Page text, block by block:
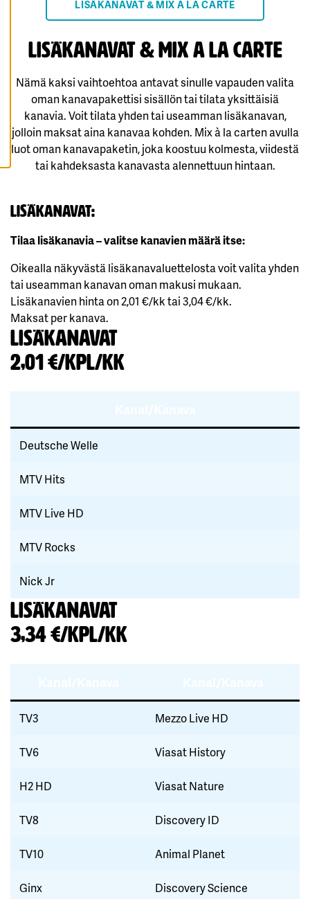
V
Ä
T
LISÄKANAVAT & MIX A LA CARTE
Lisäkanavat &Mix A la carte
Nämä kaksi vaihtoehtoa antavat sinulle vapauden valita
oman kanavapakettisi sisällön tai tilata yksittäisiä
kanavia. Voit tilata yhden tai useamman lisäkanavan,
jolloin maksat aina kanavaa kohden. Mix à la carten avulla
luot oman kanavapaketin, joka koostuu kolmesta, viidestä
tai kahdeksasta kanavasta alennettuun hintaan.
Lisäkanavat:
Tilaa lisäkanavia – valitse kanavien määrä itse:
Oikealla näkyvästä lisäkanavaluettelosta voit valita yhden
tai useamman kanavan oman makusi mukaan.
Lisäkanavien hinta on 2,01 €/kk tai 3,04 €/kk.
Maksat per kanava.
Lisäkanavat
2,01 €/kpl/KK
Deutsche Welle
MTV Hits
MTV Live HD
MTV Rocks
Nick Jr
Lisäkanavat
3,34 €/kpl/kk
TV3 Mezzo Live HD
TV6 Viasat History
H2 HD Viasat Nature
TV8 Discovery ID
TV10 Animal Planet
Ginx Discovery Science